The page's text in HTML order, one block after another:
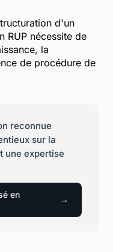
d'un
RUP nécessite de
la
de procédure de
reconnue
sur la
une expertise
en